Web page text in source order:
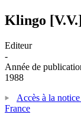
Klingo
Editeur
-
Année de
1988
Accès à la
France